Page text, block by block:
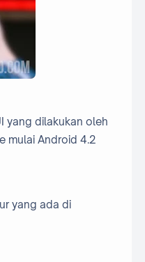
yang dilakukan oleh
mulai Android 4.2
yang ada di